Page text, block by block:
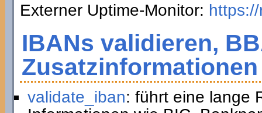
Externer Uptime-Monitor:
IBANs validieren,
validate_iban: führt eine lange